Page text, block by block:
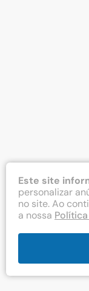
Este site
personalizar
no site. Ao
a nossa